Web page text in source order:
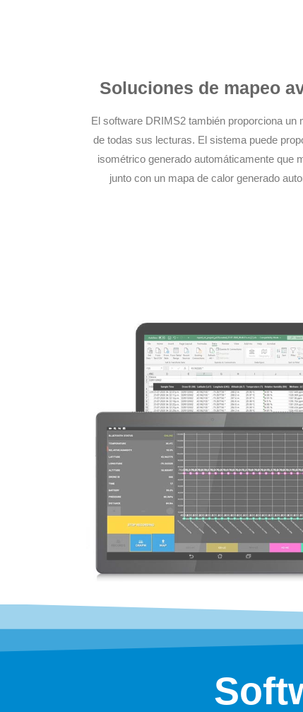
Soluciones de mapeo
El software DRIMS2 también proporciona un
de todas sus lecturas. El sistema puede
isométrico generado automáticamente que
junto con un mapa de calor generado